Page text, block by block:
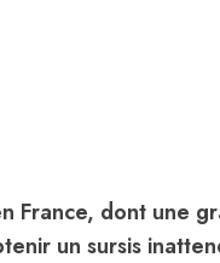
France, dont une
un sursis